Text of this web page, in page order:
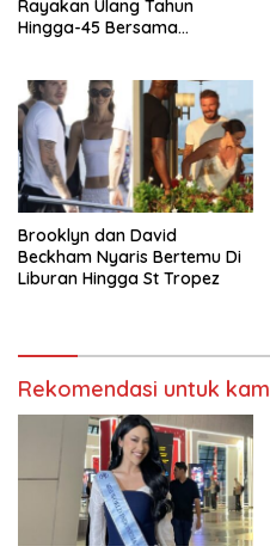
Rayakan Ulang Tahun
Hingga-45 Bersama
Brooklyn dan David
Beckham Nyaris Bertemu Di
Liburan Hingga St Tropez
Rekomendasi untuk